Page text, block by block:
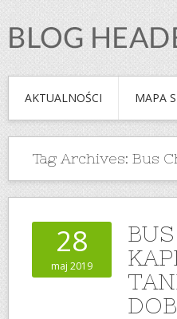
AKTUALNOŚCI MAPA
Tag Archives: Bus
28
maj 2019